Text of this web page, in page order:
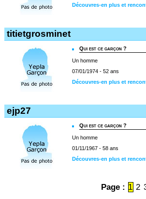
Découvres-en plus et
titietgrosminet
Qui est ce garçon ?
Un homme
07/01/1974 - 52 ans
Découvres-en plus et
ejp27
Qui est ce garçon ?
Un homme
01/11/1967 - 58 ans
Découvres-en plus et
Page : 1 2